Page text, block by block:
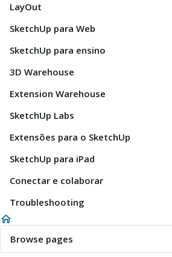
LayOut
SketchUp para Web
SketchUp para ensino
3D Warehouse
Extension Warehouse
SketchUp Labs
Extensões para o SketchUp
SketchUp para iPad
Conectar e colaborar
Troubleshooting
Browse pages